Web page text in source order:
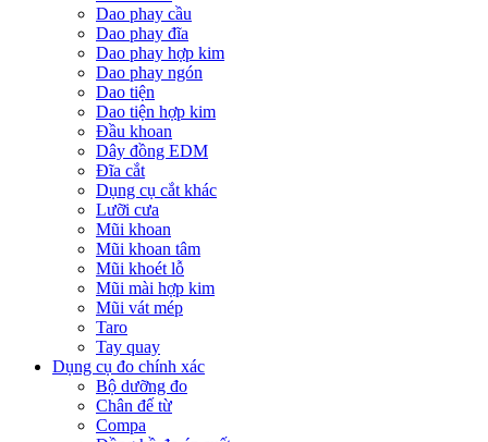
Dao phay cầu
Dao phay đĩa
Dao phay hợp kim
Dao phay ngón
Dao tiện
Dao tiện hợp kim
Đầu khoan
Dây đồng EDM
Đĩa cắt
Dụng cụ cắt khác
Lưỡi cưa
Mũi khoan
Mũi khoan tâm
Mũi khoét lỗ
Mũi mài hợp kim
Mũi vát mép
Taro
Tay quay
Dụng cụ đo chính xác
Bộ dưỡng đo
Chân đế từ
Compa